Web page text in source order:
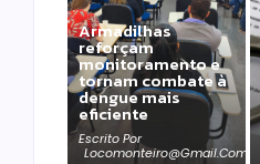
Armadilhas
reforçam
monitoramento e
tornam combate à
dengue mais
eficiente
Escrito Por
Locomonteiro@gmail.com